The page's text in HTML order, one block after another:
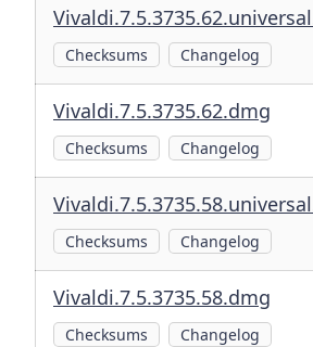
Checksums Changelog
Vivaldi.7.5.3735.62.dmg
Checksums Changelog
Checksums Changelog
Vivaldi.7.5.3735.58.dmg
Checksums Changelog